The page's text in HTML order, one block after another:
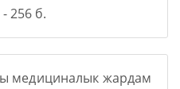
256 б.
медициналык жардам